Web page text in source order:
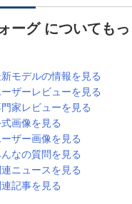
ーグ についてもっ
モデルの情報を見る
ザーレビューを見る
家レビューを見る
画像を見る
ザー画像を見る
なの質問を見る
ニュースを見る
記事を見る